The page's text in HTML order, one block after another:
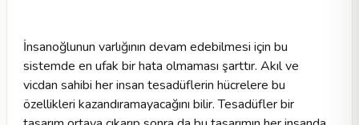
İnsanoğlunun varlığının devam edebilmesi için bu
sistemde en ufak bir hata olmaması şarttır. Akıl ve
vicdan sahibi her insan tesadüflerin hücrelere bu
özellikleri kazandıramayacağını bilir. Tesadüfler bir